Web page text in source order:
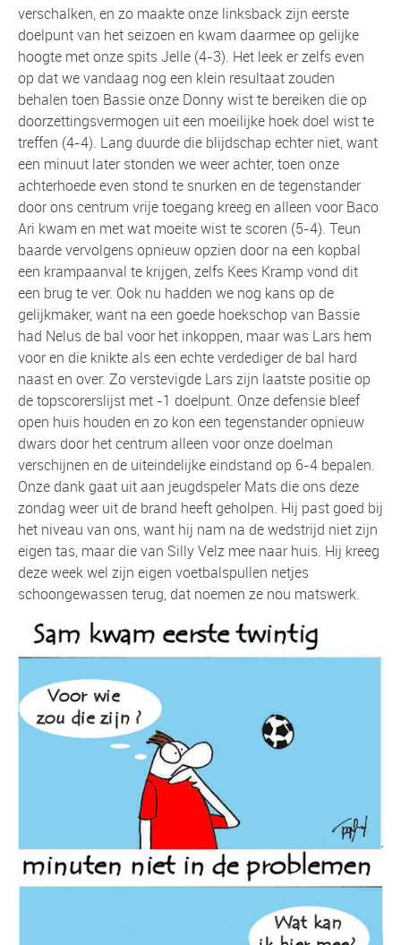
verschalken, en zo maakte onze linksback zijn eerste
doelpunt van het seizoen en kwam daarmee op gelijke
hoogte met onze spits Jelle (4-3). Het leek er zelfs even
op dat we vandaag nog een klein resultaat zouden
behalen toen Bassie onze Donny wist te bereiken die op
doorzettingsvermogen uit een moeilijke hoek doel wist te
treffen (4-4). Lang duurde die blijdschap echter niet, want
een minuut later stonden we weer achter, toen onze
achterhoede even stond te snurken en de tegenstander
door ons centrum vrije toegang kreeg en alleen voor Baco
Ari kwam en met wat moeite wist te scoren (5-4). Teun
baarde vervolgens opnieuw opzien door na een kopbal
een krampaanval te krijgen, zelfs Kees Kramp vond dit
een brug te ver. Ook nu hadden we nog kans op de
gelijkmaker, want na een goede hoekschop van Bassie
had Nelus de bal voor het inkoppen, maar was Lars hem
voor en die knikte als een echte verdediger de bal hard
naast en over. Zo verstevigde Lars zijn laatste positie op
de topscorerslijst met -1 doelpunt. Onze defensie bleef
open huis houden en zo kon een tegenstander opnieuw
dwars door het centrum alleen voor onze doelman
verschijnen en de uiteindelijke eindstand op 6-4 bepalen.
Onze dank gaat uit aan jeugdspeler Mats die ons deze
zondag weer uit de brand heeft geholpen. Hij past goed bij
het niveau van ons, want hij nam na de wedstrijd niet zijn
eigen tas, maar die van Silly Velz mee naar huis. Hij kreeg
deze week wel zijn eigen voetbalspullen netjes
schoongewassen terug, dat noemen ze nou matswerk.